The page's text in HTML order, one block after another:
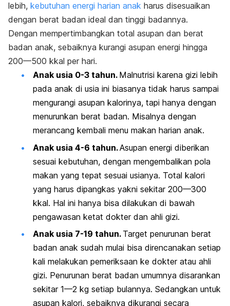
lebih, kebutuhan energi harian anak harus disesuaikan
dengan berat badan ideal dan tinggi badannya.
Dengan mempertimbangkan total asupan dan berat
badan anak, sebaiknya kurangi asupan energi hingga
200—500 kkal per hari.
Anak usia 0-3 tahun. Malnutrisi karena gizi lebih
pada anak di usia ini biasanya tidak harus sampai
mengurangi asupan kalorinya, tapi hanya dengan
menurunkan berat badan. Misalnya dengan
merancang kembali menu makan harian anak.
Anak usia 4-6 tahun.Asupan energi diberikan
sesuai kebutuhan, dengan mengembalikan pola
makan yang tepat sesuai usianya. Total kalori
yang harus dipangkas yakni sekitar 200—300
kkal. Hal ini hanya bisa dilakukan di bawah
pengawasan ketat dokter dan ahli gizi.
Anak usia 7-19 tahun. Target penurunan berat
badan anak sudah mulai bisa direncanakan setiap
kali melakukan pemeriksaan ke dokter atau ahli
gizi. Penurunan berat badan umumnya disarankan
sekitar 1—2 kg setiap bulannya. Sedangkan untuk
asupan kalori, sebaiknya dikurangi secara